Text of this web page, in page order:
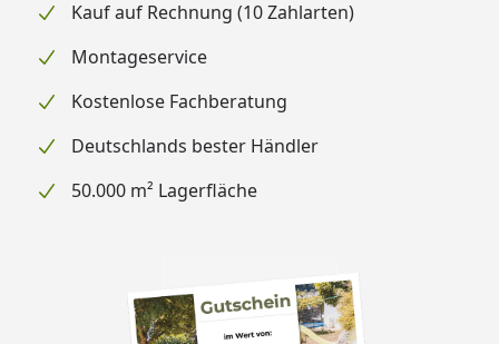
Kauf auf Rechnung (10 Zahlarten)
Montageservice
Kostenlose Fachberatung
Deutschlands bester Händler
50.000 m² Lagerfläche